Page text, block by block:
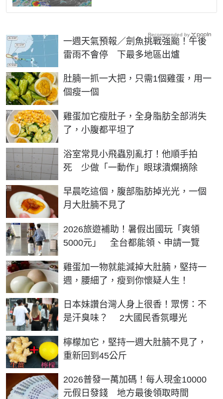
一週天氣預報／劍魚挑戰強颱！午後
雷雨不會停 下最多地區出爐
肚腩一抓一大把，只需1個雞蛋，用一
個瘦一個
PR
雞蛋加它瘦肚子，全身脂肪全部消失
了，小腹都平坦了
PR
浴室常見小飛蟲別亂打！他順手拍
死 少做「一動作」眼球潰爛摘除
早晨吃這個，腹部脂肪掉光光，一個
月大肚腩不見了
PR
2026旅遊補助！暑假出國玩「爽領
5000元」 全台都能領、申請一覽
雞蛋加一物就能減掉大肚腩，堅持一
週，腰細了，瘦到你懷疑人生！
PR
日本妹讚台灣人身上很香！眾愣：不
是汗臭味？ 2大國民香氛曝光
檸檬加它，堅持一週大肚腩不見了，
重新回到45公斤
PR
2026普發一萬加碼！每人現金10000
元假日發錢 地方最後領取時間
Recommended by